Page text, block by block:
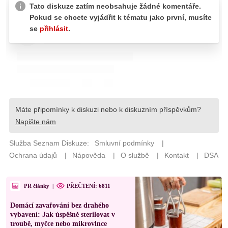
PR články | PŘEČTENÍ: 6811
Domácí zavařování bez drahého
vybavení: Jak úspěšně sterilovat v
troubě, myčce nebo mikrovlnce